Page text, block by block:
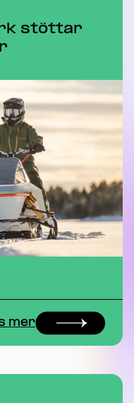
stöttar
mer